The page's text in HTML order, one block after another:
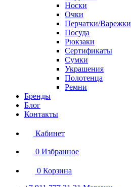
Носки
Очки
Перчатки/Варежки
Посуда
Рюкзаки
Сертификаты
Сумки
Украшения
Полотенца
Ремни
Бренды
Блог
Контакты
Кабинет
0 Избранное
0 Корзина